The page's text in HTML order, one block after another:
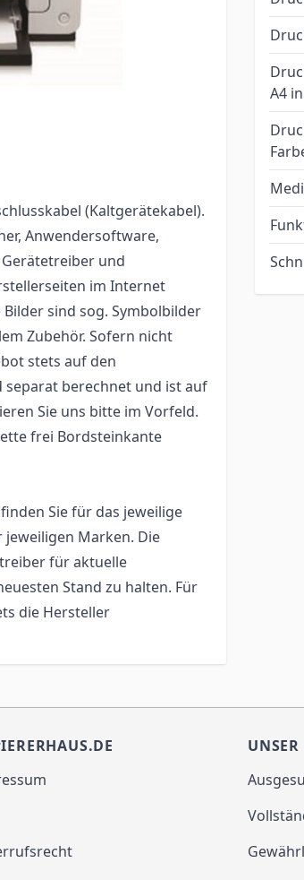
bei unseren angebotenen
Produkte sind durch
(wie Walzen,
(Kaltgerätekabel).
Anwendersoftware,
und
im Internet
sind sog. Symbolbilder
Zubehör. Sofern nicht
stets auf den
berechnet und ist auf
Sie uns bitte im Vorfeld.
frei Bordsteinkante
Sie für das jeweilige
Marken. Die
für aktuelle
Stand zu halten. Für
die Hersteller
A4
UNSER